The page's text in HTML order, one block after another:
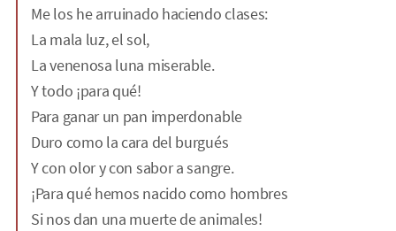
Me los he arruinado haciendo clases:
La mala luz, el sol,
La venenosa luna miserable.
Y todo ¡para qué!
Para ganar un pan imperdonable
Duro como la cara del burgués
Y con olor y con sabor a sangre.
¡Para qué hemos nacido como hombres
Si nos dan una muerte de animales!